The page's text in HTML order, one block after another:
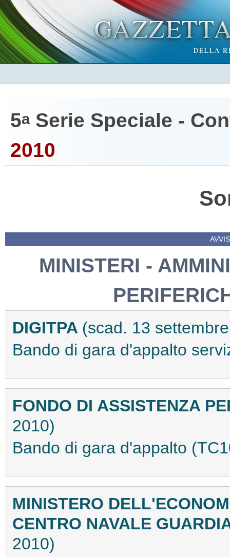
5aSerie Speciale -
2010
MINISTERI -
DIGITPA (scad. 13
Bando di gara d'appalto
FONDO DI ASSISTENZA
2010)
Bando di gara d'appalto
MINISTERO
CENTRO NAVALE
2010)